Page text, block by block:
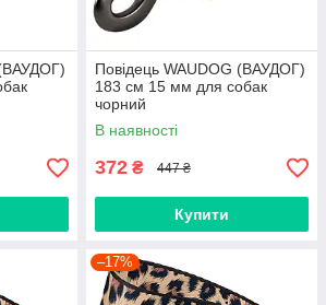
Повідець WAUDOG (ВАУДОГ)
183 см 15 мм для собак
чорний
В наявності
372 ₴ 447 ₴
Купити
–17%